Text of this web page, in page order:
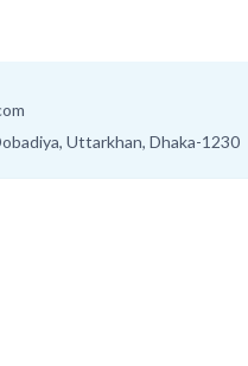
Uttarkhan, Dhaka-1230